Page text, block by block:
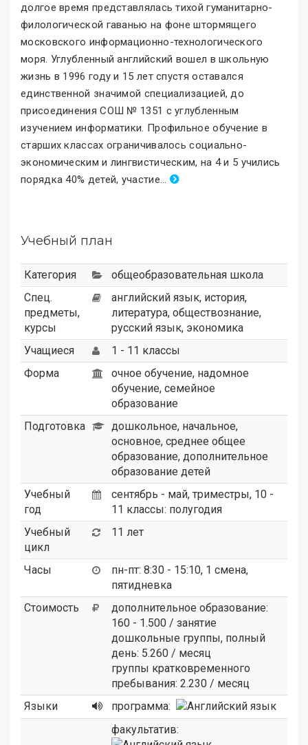
долгое время представлялась тихой гуманитарно-
филологической гаванью на фоне штормящего
московского информационно-технологического
моря. Углубленный английский вошел в школьную
жизнь в 1996 году и 15 лет спустя оставался
единственной значимой специализацией, до
присоединения СОШ № 1351 с углубленным
изучением информатики. Профильное обучение в
старших классах ограничивалось социально-
экономическим и лингвистическим, на 4 и 5 учились
порядка 40% детей, участие...
Учебный план
Категория
общеобразовательная школа
Спец.
предметы,
курсы
английский язык, история,
литература, обществознание,
русский язык, экономика
Учащиеся
1 - 11 классы
Форма
очное обучение, надомное
обучение, семейное
образование
Подготовка
дошкольное, начальное,
основное, среднее общее
образование, дополнительное
образование детей
Учебный
год
сентябрь - май, триместры, 10 -
11 классы: полугодия
Учебный
цикл
11 лет
Часы
пн-пт: 8:30 - 15:10, 1 смена,
пятидневка
Стоимость
дополнительное образование:
160 - 1.500 / занятие
дошкольные группы, полный
день: 5.260 / месяц
группы кратковременного
пребывания: 2.230 / месяц
Языки
программа:
факультатив: